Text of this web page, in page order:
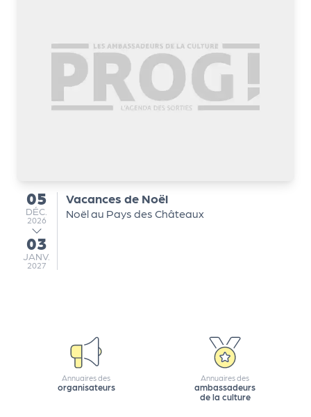
du
05
DÉCEMBRE
DÉC.
2026
au
03
JANVIER
JANV.
2027
Vacances de Noël
Noël au Pays des Châteaux
Annuaires des
organisateurs
Annuaires des
ambassadeurs
de la culture
d
e
s
p
a
a
ir